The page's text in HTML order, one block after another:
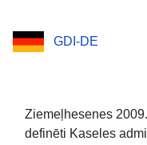
GDI-DE
Ziemeļhesenes
definēti Kaseles